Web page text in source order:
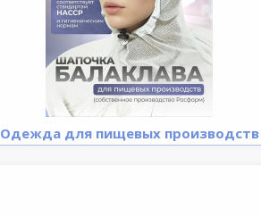
Одежда для пищевых производств